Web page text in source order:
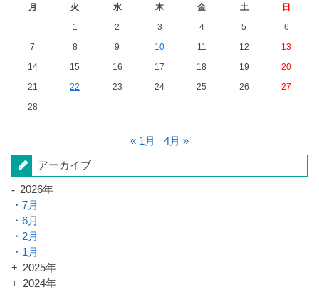
月
火 水 木 金 土
日
1
2 3 4 5
6
7
8 9 10 11 12
13
14
15 16 17 18 19
20
21
22 23 24 25 26
27
28
« 1月 4月 »
アーカイブ
2026年
7月
6月
2月
1月
2025年
2024年